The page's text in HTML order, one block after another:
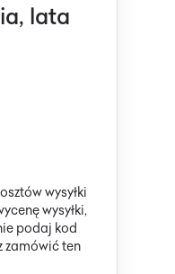
lata
wysyłki
wysyłki,
podaj kod
zamówić ten